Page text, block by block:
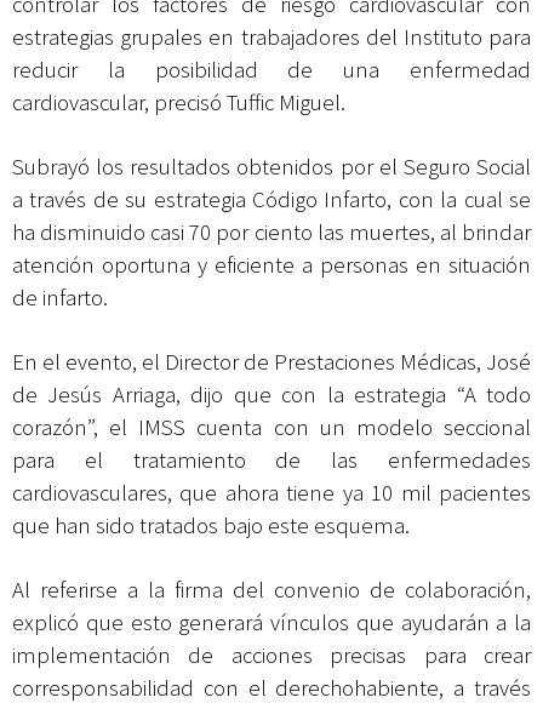
estrategias grupales en trabajadores del Instituto para
reducir la posibilidad de una enfermedad
cardiovascular, precisó Tuffic Miguel.
Subrayó los resultados obtenidos por el Seguro Social
a través de su estrategia Código Infarto, con la cual se
ha disminuido casi 70 por ciento las muertes, al brindar
atención oportuna y eficiente a personas en situación
de infarto.
En el evento, el Director de Prestaciones Médicas, José
de Jesús Arriaga, dijo que con la estrategia “A todo
corazón”, el IMSS cuenta con un modelo seccional
para el tratamiento de las enfermedades
cardiovasculares, que ahora tiene ya 10 mil pacientes
que han sido tratados bajo este esquema.
Al referirse a la firma del convenio de colaboración,
explicó que esto generará vínculos que ayudarán a la
implementación de acciones precisas para crear
corresponsabilidad con el derechohabiente, a través